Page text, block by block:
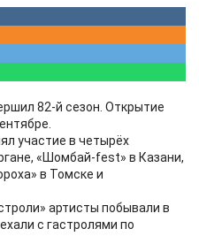
82-й сезон. Открытие
участие в четырёх
«Шомбай-fest» в Казани,
в Томске и
артисты побывали в
с гастролями по